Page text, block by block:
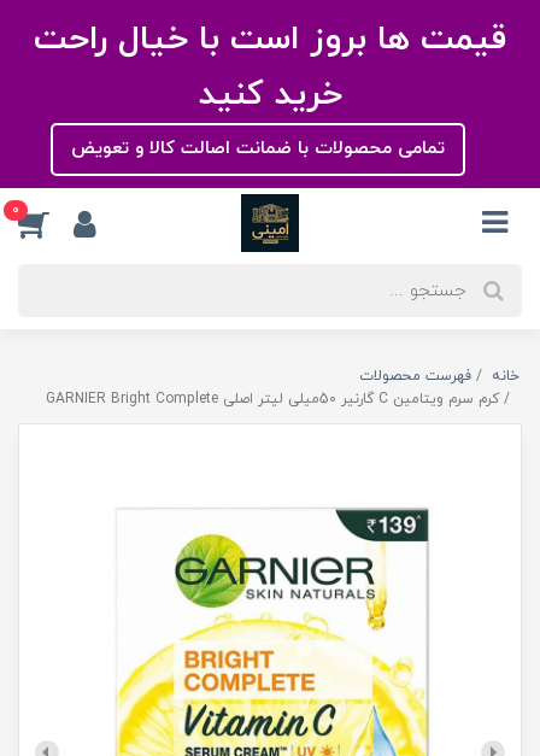
قیمت ها بروز است با خیال راحت
خرید کنید
تمامی محصولات با ضمانت اصالت کالا و تعویض
0
خانه
فهرست محصولات
کرم سرم ویتامین C گارنیر 50میلی لیتر اصلی GARNIER Bright Complete